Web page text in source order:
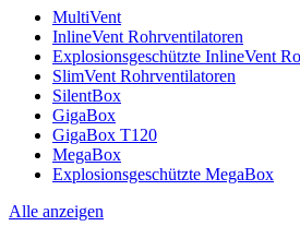
MultiVent
InlineVent Rohrventilatoren
Explosionsgeschützte InlineVent
SlimVent Rohrventilatoren
SilentBox
GigaBox
GigaBox T120
MegaBox
Explosionsgeschützte MegaBox
Alle anzeigen